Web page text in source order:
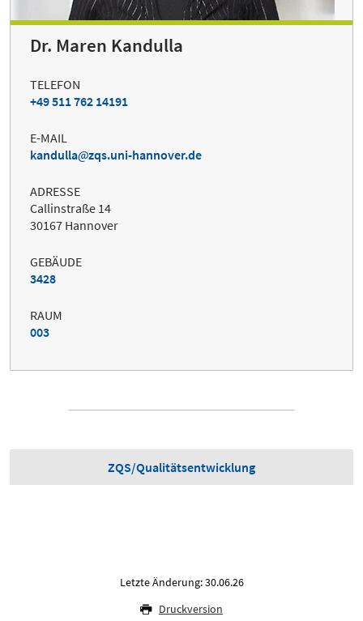
Dr. Maren Kandulla
TELEFON
+49 511 762 14191
E-MAIL
kandulla
zqs.uni-hannover.de
ADRESSE
Callinstraße 14
30167 Hannover
GEBÄUDE
3428
RAUM
003
ZQS/Qualitätsentwicklung
Letzte Änderung: 30.06.26
Druckversion